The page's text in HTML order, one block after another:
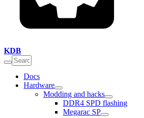
KDB
Docs
Hardware
Modding and hacks
DDR4 SPD flashing
Megarac SP